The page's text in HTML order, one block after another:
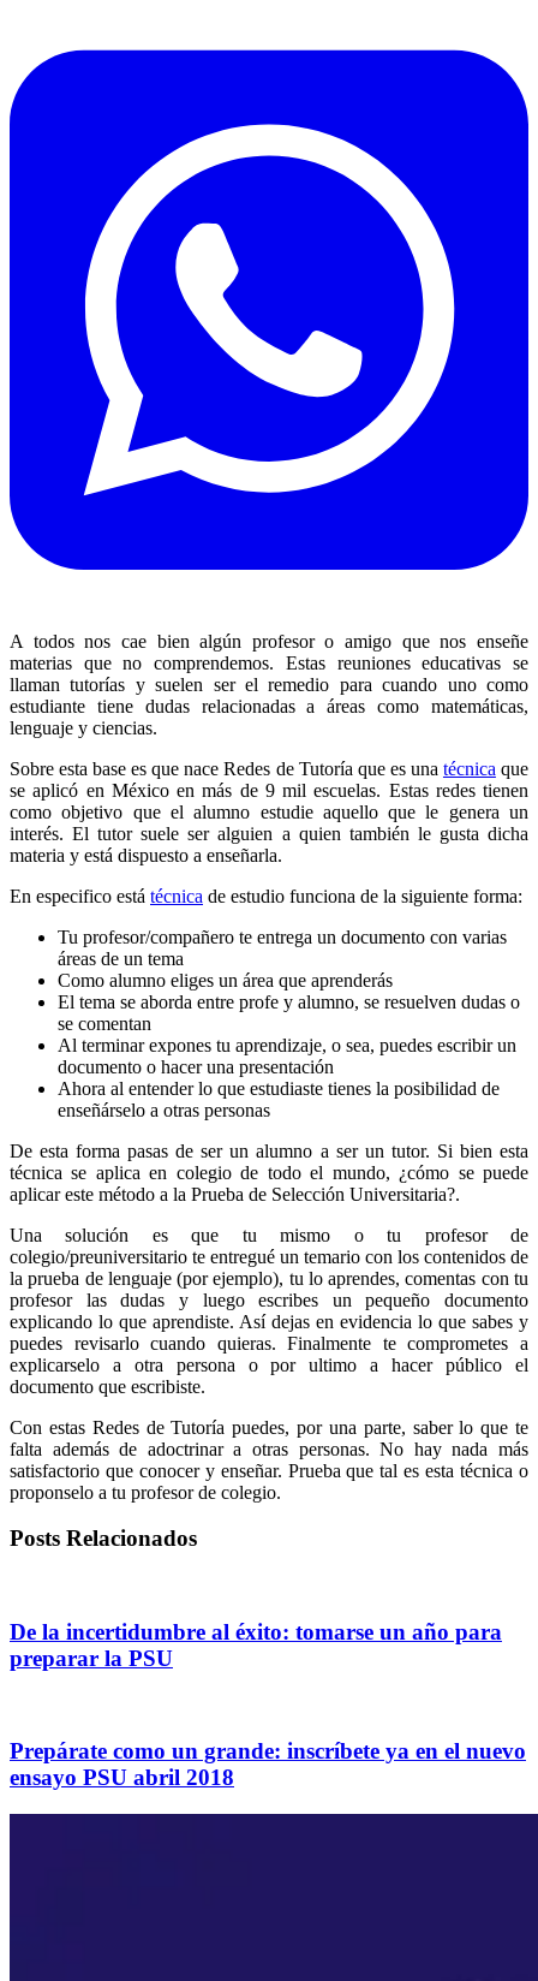
A todos nos cae bien algún profesor o amigo que nos enseñe
materias que no comprendemos. Estas reuniones educativas se
llaman tutorías y suelen ser el remedio para cuando uno como
estudiante tiene dudas relacionadas a áreas como matemáticas,
lenguaje y ciencias.
Sobre esta base es que nace Redes de Tutoría que es una técnica que
se aplicó en México en más de 9 mil escuelas. Estas redes tienen
como objetivo que el alumno estudie aquello que le genera un
interés. El tutor suele ser alguien a quien también le gusta dicha
materia y está dispuesto a enseñarla.
En especifico está técnica de estudio funciona de la siguiente forma:
Tu profesor/compañero te entrega un documento con varias
áreas de un tema
Como alumno eliges un área que aprenderás
El tema se aborda entre profe y alumno, se resuelven dudas o
se comentan
Al terminar expones tu aprendizaje, o sea, puedes escribir un
documento o hacer una presentación
Ahora al entender lo que estudiaste tienes la posibilidad de
enseñárselo a otras personas
De esta forma pasas de ser un alumno a ser un tutor. Si bien esta
técnica se aplica en colegio de todo el mundo, ¿cómo se puede
aplicar este método a la Prueba de Selección Universitaria?.
Una solución es que tu mismo o tu profesor de
colegio/preuniversitario te entregué un temario con los contenidos de
la prueba de lenguaje (por ejemplo), tu lo aprendes, comentas con tu
profesor las dudas y luego escribes un pequeño documento
explicando lo que aprendiste. Así dejas en evidencia lo que sabes y
puedes revisarlo cuando quieras. Finalmente te comprometes a
explicarselo a otra persona o por ultimo a hacer público el
documento que escribiste.
Con estas Redes de Tutoría puedes, por una parte, saber lo que te
falta además de adoctrinar a otras personas. No hay nada más
satisfactorio que conocer y enseñar. Prueba que tal es esta técnica o
proponselo a tu profesor de colegio.
Posts Relacionados
De la incertidumbre al éxito: tomarse un año para
preparar la PSU
Prepárate como un grande: inscríbete ya en el nuevo
ensayo PSU abril 2018